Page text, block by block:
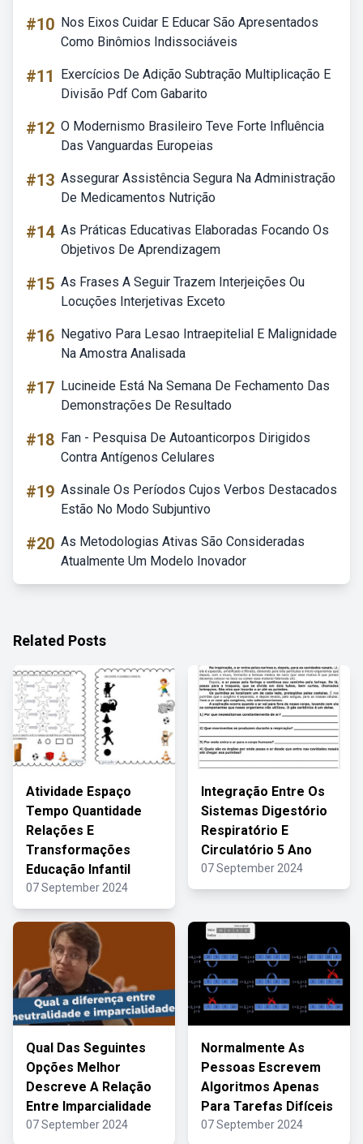
#10 Nos Eixos Cuidar E Educar São Apresentados
Como Binômios Indissociáveis
#11
Exercícios De Adição Subtração Multiplicação E
Divisão Pdf Com Gabarito
#12 O Modernismo Brasileiro Teve Forte Influência
Das Vanguardas Europeias
#13 Assegurar Assistência Segura Na Administração
De Medicamentos Nutrição
#14 As Práticas Educativas Elaboradas Focando Os
Objetivos De Aprendizagem
#15 As Frases A Seguir Trazem Interjeições Ou
Locuções Interjetivas Exceto
#16 Negativo Para Lesao Intraepitelial E Malignidade
Na Amostra Analisada
#17 Lucineide Está Na Semana De Fechamento Das
Demonstrações De Resultado
#18 Fan - Pesquisa De Autoanticorpos Dirigidos
Contra Antígenos Celulares
#19 Assinale Os Períodos Cujos Verbos Destacados
Estão No Modo Subjuntivo
#20 As Metodologias Ativas São Consideradas
Atualmente Um Modelo Inovador
Related Posts
Atividade Espaço
Tempo Quantidade
Relações E
Transformações
Educação Infantil
07 September 2024
Integração Entre Os
Sistemas Digestório
Respiratório E
Circulatório 5 Ano
07 September 2024
Qual Das Seguintes
Opções Melhor
Descreve A Relação
Entre Imparcialidade
07 September 2024
Normalmente As
Pessoas Escrevem
Algoritmos Apenas
Para Tarefas Difíceis
07 September 2024